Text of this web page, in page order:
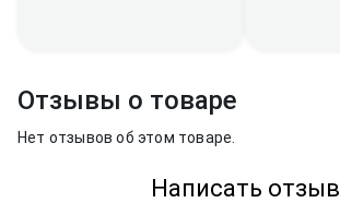
Отзывы о товаре
Нет отзывов об этом товаре.
Написать отзыв